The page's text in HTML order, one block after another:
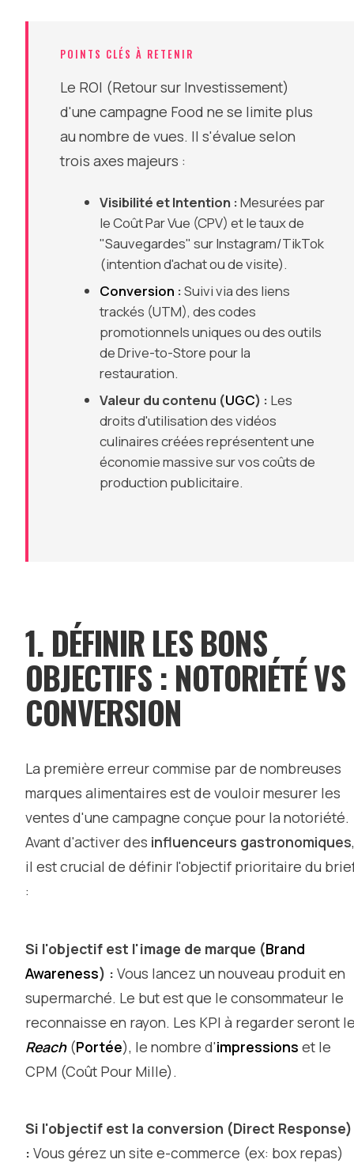
POINTS CLÉS À RETENIR
Le ROI (Retour sur Investissement)
d'une campagne Food ne se limite plus
au nombre de vues. Il s'évalue selon
trois axes majeurs :
Visibilité et Intention :Mesurées par
le Coût Par Vue (CPV) et le taux de
"Sauvegardes" sur Instagram/TikTok
(intention d'achat ou de visite).
Conversion :Suivi via des liens
trackés (UTM), des codes
promotionnels uniques ou des outils
de Drive-to-Store pour la
restauration.
Valeur du contenu (UGC) : Les
droits d'utilisation des vidéos
culinaires créées représentent une
économie massive sur vos coûts de
production publicitaire.
1. DÉFINIR LES BONS
OBJECTIFS : NOTORIÉTÉ VS
CONVERSION
La première erreur commise par de nombreuses
marques alimentaires est de vouloir mesurer les
ventes d'une campagne conçue pour la notoriété.
Avant d'activer des influenceurs gastronomiques,
il est crucial de définir l'objectif prioritaire du
:
Si l'objectif est l'image de marque (Brand
Awareness) : Vous lancez un nouveau produit en
supermarché. Le but est que le consommateur le
reconnaisse en rayon. Les KPI à regarder seront
Reach(Portée), le nombre d'impressions et le
CPM (Coût Pour Mille).
Si l'objectif est la conversion (Direct Response)
: Vous gérez un site e-commerce (ex: box repas)